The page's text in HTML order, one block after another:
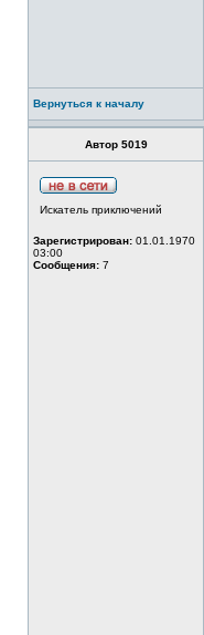
Вернуться к началу
Автор 5019
Искатель приключений
Зарегистрирован: 01.01.1970
03:00
Сообщения: 7